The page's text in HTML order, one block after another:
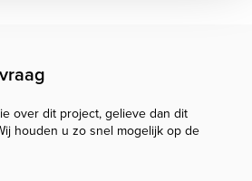
over dit project, gelieve dan dit
houden u zo snel mogelijk op de